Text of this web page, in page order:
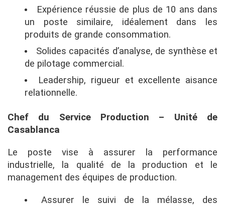
Expérience réussie de plus de 10 ans dans
un poste similaire, idéalement dans les
produits de grande consommation.
Solides capacités d’analyse, de synthèse et
de pilotage commercial.
Leadership, rigueur et excellente aisance
relationnelle.
Chef du Service Production – Unité de
Casablanca
Le poste vise à assurer la performance
industrielle, la qualité de la production et le
management des équipes de production.
Assurer le suivi de la mélasse, des